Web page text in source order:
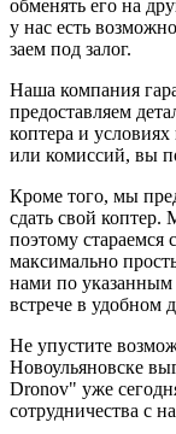
обменять его на
у нас есть
заем под залог.
Наша компания
предоставляем
коптера и
или комиссий, вы
Кроме того, мы
сдать свой
поэтому стараемся
максимально
нами по указанным
встрече в удобном
Не упустите
Новоульяновске
Dronov" уже
сотрудничества с